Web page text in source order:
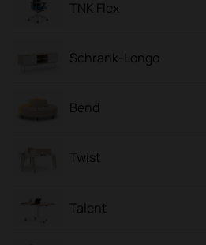
TNK Flex
Schrank-Longo
Bend
Twist
Talent